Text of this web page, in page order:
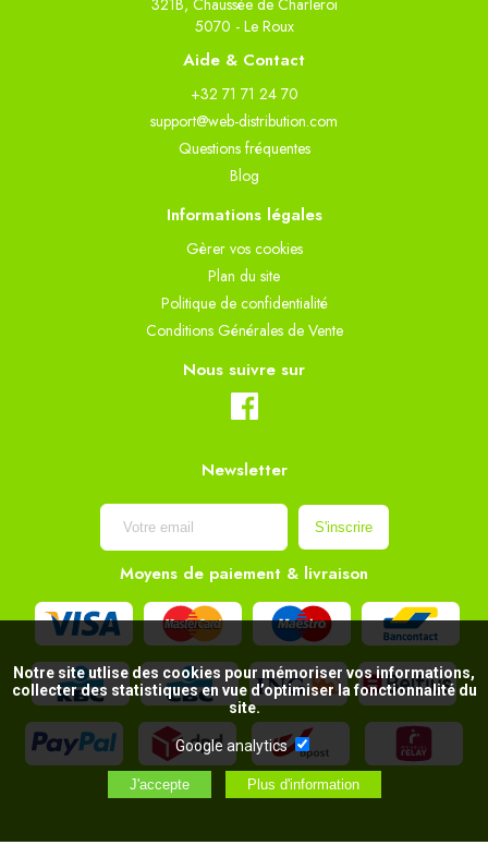
321B, Chaussée de Charleroi
5070 - Le Roux
Aide & Contact
+32 71 71 24 70
support@web-distribution.com
Questions fréquentes
Blog
Informations légales
Gèrer vos cookies
Plan du site
Politique de confidentialité
Conditions Générales de Vente
Nous suivre sur
Newsletter
Moyens de paiement & livraison
Notre site utlise des cookies pour mémoriser vos informations,
collecter des statistiques en vue d’optimiser la fonctionnalité du
site.
Google analytics